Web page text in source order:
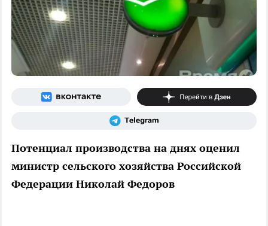
Потенциал производства на днях оценил
министр сельского хозяйства Российской
Федерации Николай Федоров